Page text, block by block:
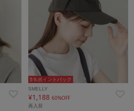
5％ポイントバック
SMELLY
¥1,18860%OFF
再入荷